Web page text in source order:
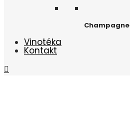
Champagne
Vinotéka
Kontakt